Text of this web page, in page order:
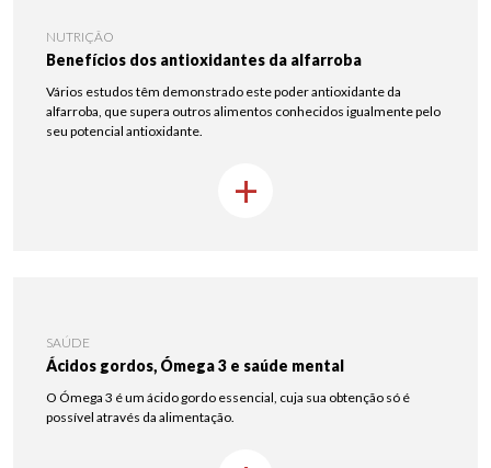
NUTRIÇÃO
Benefícios dos antioxidantes da alfarroba
Vários estudos têm demonstrado este poder antioxidante da
alfarroba, que supera outros alimentos conhecidos igualmente pelo
seu potencial antioxidante.
+
SAÚDE
Ácidos gordos, Ómega 3 e saúde mental
O Ómega 3 é um ácido gordo essencial, cuja sua obtenção só é
possível através da alimentação.